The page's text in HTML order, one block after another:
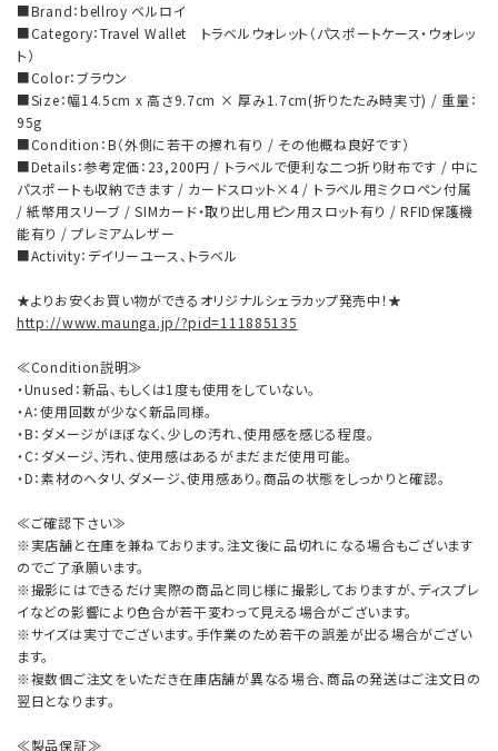
■Brand：bellroy ベルロイ
■Category：Travel Wallet トラベルウォレット（パスポートケース・ウォレッ
ト）
■Color：ブラウン
■Size：幅14.5cm x 高さ9.7cm × 厚み1.7cm(折りたたみ時実寸) / 重量：
95g
■Condition：B（外側に若干の擦れ有り / その他概ね良好です）
■Details：参考定価：23,200円 / トラベルで便利な二つ折り財布です / 中に
パスポートも収納できます / カードスロット×4 / トラベル用ミクロペン付属
/ 紙幣用スリーブ / SIMカード・取り出し用ピン用スロット有り / RFID保護機
能有り / プレミアムレザー
■Activity：デイリーユース、トラベル
★よりお安くお買い物ができるオリジナルシェラカップ発売中！★
http://www.maunga.jp/?pid=111885135
≪Condition説明≫
・Unused：新品、もしくは1度も使用をしていない。
・A：使用回数が少なく新品同様。
・B：ダメージがほぼなく、少しの汚れ、使用感を感じる程度。
・C：ダメージ、汚れ、使用感はあるがまだまだ使用可能。
・D：素材のヘタリ、ダメージ、使用感あり。商品の状態をしっかりと確認。
≪ご確認下さい≫
※実店舗と在庫を兼ねております。注文後に品切れになる場合もございます
のでご了承願います。
※撮影にはできるだけ実際の商品と同じ様に撮影しておりますが、ディスプレ
イなどの影響により色合が若干変わって見える場合がございます。
※サイズは実寸でございます。手作業のため若干の誤差が出る場合がござい
ます。
※複数個ご注文をいただき在庫店舗が異なる場合、商品の発送はご注文日の
翌日となります。
≪製品保証≫